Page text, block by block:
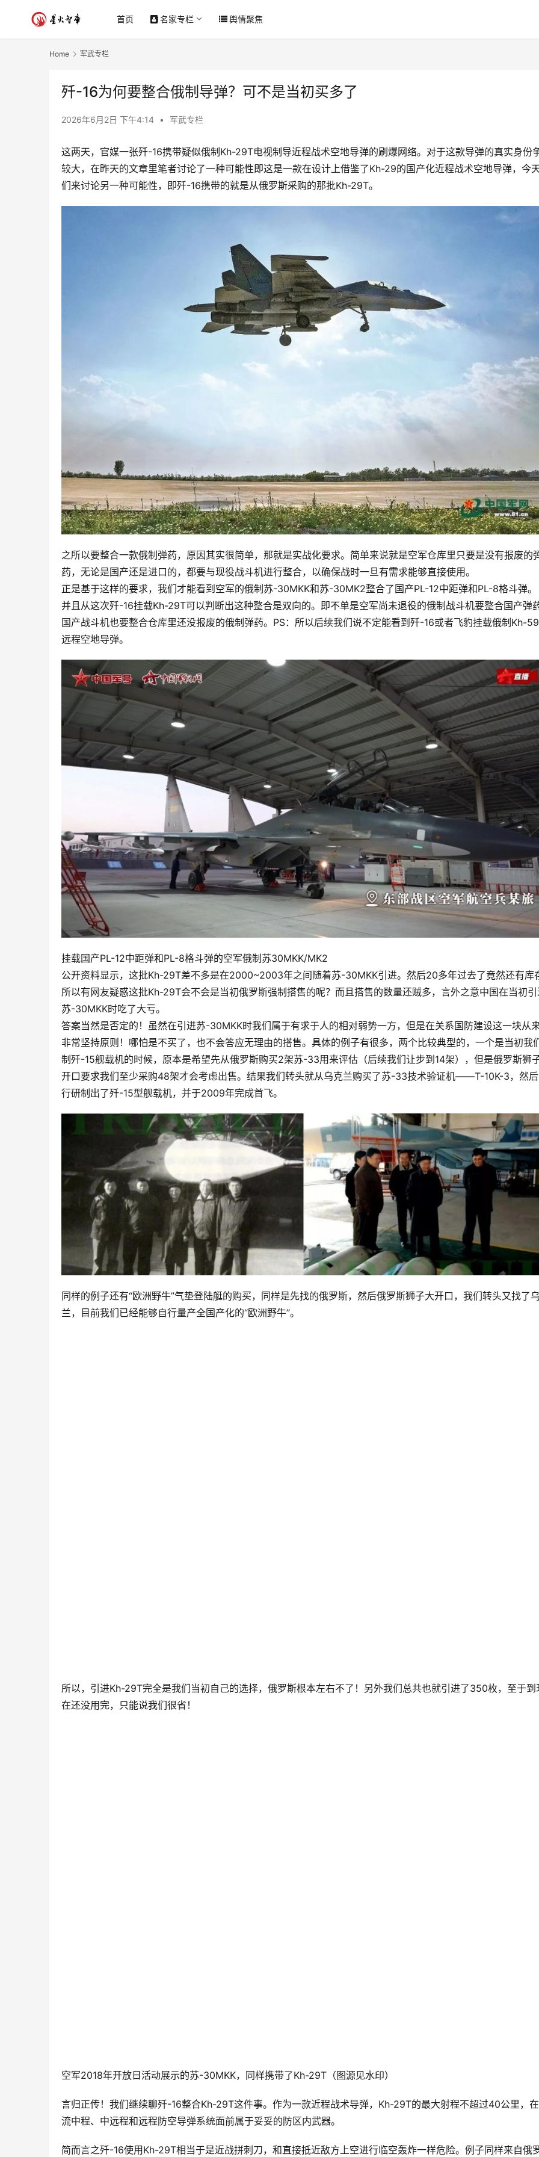
首页 名家专栏 舆情聚焦
Home 军武专栏
歼-16为何要整合俄制导弹？可不是当初买多了
2026年6月2日 下午4:14 • 军武专栏
这两天，官媒一张歼-16携带疑似俄制Kh-29T电视制导近程战术空地导弹的刷爆网络。对于这款导弹的真实身份
较大，在昨天的文章里笔者讨论了一种可能性即这是一款在设计上借鉴了Kh-29的国产化近程战术空地导弹，今
们来讨论另一种可能性，即歼-16携带的就是从俄罗斯采购的那批Kh-29T。
之所以要整合一款俄制弹药，原因其实很简单，那就是实战化要求。简单来说就是空军仓库里只要是没有报废的
药，无论是国产还是进口的，都要与现役战斗机进行整合，以确保战时一旦有需求能够直接使用。
正是基于这样的要求，我们才能看到空军的俄制苏-30MKK和苏-30MK2整合了国产PL-12中距弹和PL-8格斗弹。
并且从这次歼-16挂载Kh-29T可以判断出这种整合是双向的。即不单是空军尚未退役的俄制战斗机要整合国产弹
国产战斗机也要整合仓库里还没报废的俄制弹药。PS：所以后续我们说不定能看到歼-16或者飞豹挂载俄制Kh-
远程空地导弹。
挂载国产PL-12中距弹和PL-8格斗弹的空军俄制苏30MKK/MK2
公开资料显示，这批Kh-29T差不多是在2000~2003年之间随着苏-30MKK引进。然后20多年过去了竟然还有库
所以有网友疑惑这批Kh-29T会不会是当初俄罗斯强制搭售的呢？而且搭售的数量还贼多，言外之意中国在当初
苏-30MKK时吃了大亏。
答案当然是否定的！虽然在引进苏-30MKK时我们属于有求于人的相对弱势一方，但是在关系国防建设这一块从
非常坚持原则！哪怕是不买了，也不会答应无理由的搭售。具体的例子有很多，两个比较典型的，一个是当初我
制歼-15舰载机的时候，原本是希望先从俄罗斯购买2架苏-33用来评估（后续我们让步到14架），但是俄罗斯狮
开口要求我们至少采购48架才会考虑出售。结果我们转头就从乌克兰购买了苏-33技术验证机——T-10K-3，然
行研制出了歼-15型舰载机，并于2009年完成首飞。
同样的例子还有“欧洲野牛”气垫登陆艇的购买，同样是先找的俄罗斯，然后俄罗斯狮子大开口，我们转头又找了
兰，目前我们已经能够自行量产全国产化的“欧洲野牛”。
所以，引进Kh-29T完全是我们当初自己的选择，俄罗斯根本左右不了！另外我们总共也就引进了350枚，至于到
在还没用完，只能说我们很省！
空军2018年开放日活动展示的苏-30MKK，同样携带了Kh-29T（图源见水印）
言归正传！我们继续聊歼-16整合Kh-29T这件事。作为一款近程战术导弹，Kh-29T的最大射程不超过40公里，
流中程、中远程和远程防空导弹系统面前属于妥妥的防区内武器。
简而言之歼-16使用Kh-29T相当于是近战拼刺刀，和直接抵近敌方上空进行临空轰炸一样危险。例子同样来自俄